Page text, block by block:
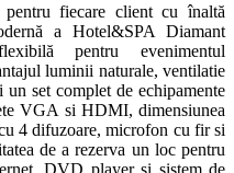
fiecare client cu înaltă
a Hotel&SPA Diamant
pentru evenimentul
luminii naturale, ventilatie
set complet de echipamente
VGA si HDMI, dimensiunea
4 difuzoare, microfon cu fir si
de a rezerva un loc pentru
DVD player și sistem de